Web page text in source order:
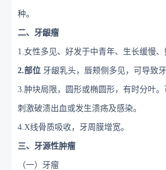
种。
二、牙龈瘤
1.女性多见、好发于中青年、生长缓慢、
2.部位 牙龈乳头，唇颊侧多见，可导致
3.肿块局限，圆形或椭圆形，有时分叶
刺激破溃出血或发生溃疡及感染。
4.X线骨质吸收，牙周膜增宽。
三、牙源性肿瘤
（一）牙瘤